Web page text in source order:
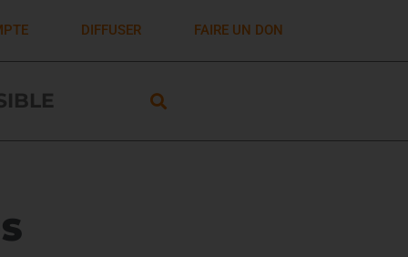
DIFFUSER FAIRE UN DON